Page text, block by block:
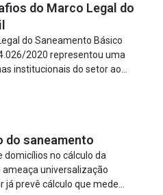
do Marco Legal do
do Saneamento Básico
2020 representou uma
institucionais do setor ao
da iniciativa privada,
do saneamento
domicílios no cálculo da
universalização
já prevê cálculo que mede